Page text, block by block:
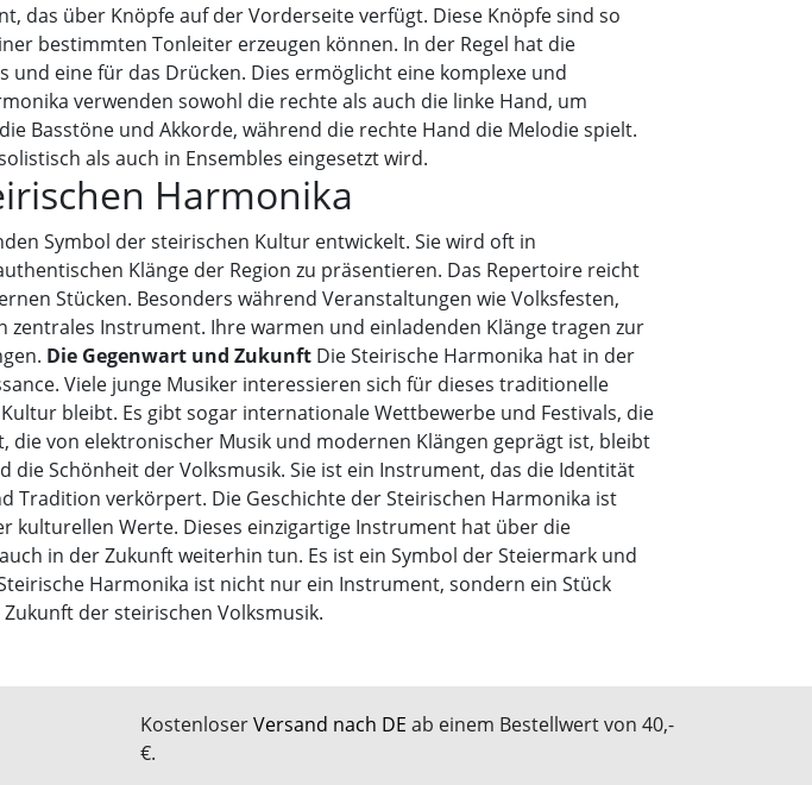
das über Knöpfe auf der Vorderseite verfügt. Diese Knöpfe sind so
bestimmten Tonleiter erzeugen können. In der Regel hat die
und eine für das Drücken. Dies ermöglicht eine komplexe und
verwenden sowohl die rechte als auch die linke Hand, um
Basstöne und Akkorde, während die rechte Hand die Melodie spielt.
als auch in Ensembles eingesetzt wird.
Harmonika
Symbol der steirischen Kultur entwickelt. Sie wird oft in
Klänge der Region zu präsentieren. Das Repertoire reicht
Stücken. Besonders während Veranstaltungen wie Volksfesten,
Instrument. Ihre warmen und einladenden Klänge tragen zur
Die Gegenwart und Zukunft Die Steirische Harmonika hat in der
Viele junge Musiker interessieren sich für dieses traditionelle
bleibt. Es gibt sogar internationale Wettbewerbe und Festivals, die
von elektronischer Musik und modernen Klängen geprägt ist, bleibt
Schönheit der Volksmusik. Sie ist ein Instrument, das die Identität
Tradition verkörpert. Die Geschichte der Steirischen Harmonika ist
kulturellen Werte. Dieses einzigartige Instrument hat über die
in der Zukunft weiterhin tun. Es ist ein Symbol der Steiermark und
Harmonika ist nicht nur ein Instrument, sondern ein Stück
der steirischen Volksmusik.
KostenloserVersand nach DE ab einem Bestellwert von 40,-
€.